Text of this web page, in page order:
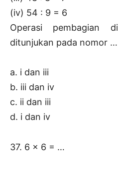
(iv) 54 : 9 = 6
Operasi pembagian
ditunjukan pada nomor …
a. i dan iii
b. iii dan iv
c. ii dan iii
d. i dan iv
37. 6 x 6 = …